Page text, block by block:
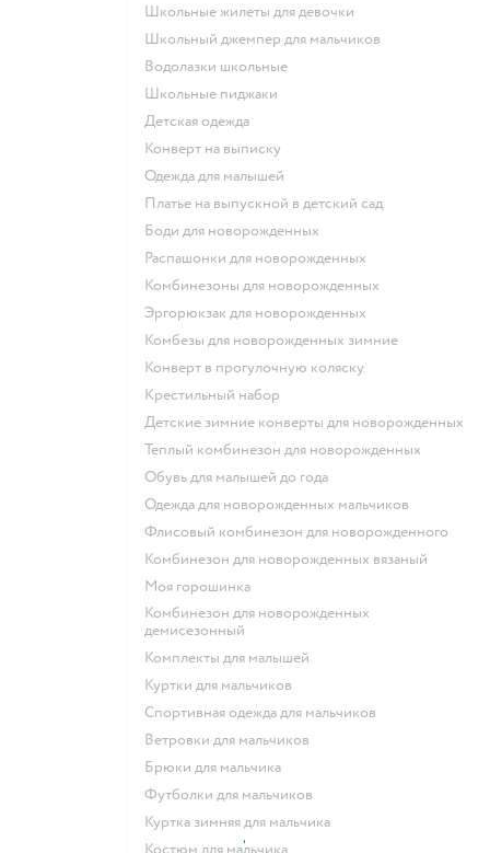
Школьные жилеты для девочки
Школьный джемпер для мальчиков
Водолазки школьные
Школьные пиджаки
Детская одежда
Конверт на выписку
Одежда для малышей
Платье на выпускной в детский сад
Боди для новорожденных
Распашонки для новорожденных
Комбинезоны для новорожденных
Эргорюкзак для новорожденных
Комбезы для новорожденных зимние
Конверт в прогулочную коляску
Крестильный набор
Детские зимние конверты для новорожденных
Теплый комбинезон для новорожденных
Обувь для малышей до года
Одежда для новорожденных мальчиков
Флисовый комбинезон для новорожденного
Комбинезон для новорожденных вязаный
Моя горошинка
Комбинезон для новорожденных
демисезонный
Комплекты для малышей
Куртки для мальчиков
Спортивная одежда для мальчиков
Ветровки для мальчиков
Брюки для мальчика
Футболки для мальчиков
Куртка зимняя для мальчика
Костюм для мальчика